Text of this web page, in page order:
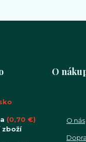
(0,70 €)
zboží
O
O nás